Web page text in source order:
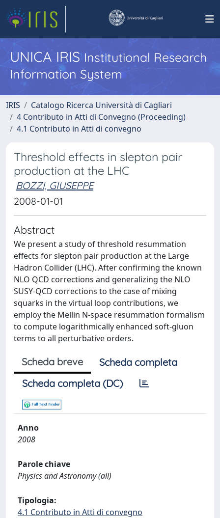
UNICA IRISInstitutional Research
Information System
IRIS
Catalogo Ricerca Università di Cagliari
4 Contributo in Atti di Convegno (Proceeding)
4.1 Contributo in Atti di convegno
Threshold effects in slepton pair
production at the LHC
BOZZI, GIUSEPPE
2008-01-01
Abstract
We present a study of threshold resummation
effects for slepton pair production at the Large
Hadron Collider (LHC). After confirming the known
NLO QCD corrections and generalizing the NLO
SUSY-QCD corrections to the case of mixing
squarks in the virtual loop contributions, we
employ the Mellin N-space resummation formalism
to compute logarithmically enhanced soft-gluon
terms to all perturbative orders.
Scheda breve
Scheda completa
Scheda completa (DC)
Anno
2008
Parole chiave
Physics and Astronomy (all)
Tipologia:
4.1 Contributo in Atti di convegno